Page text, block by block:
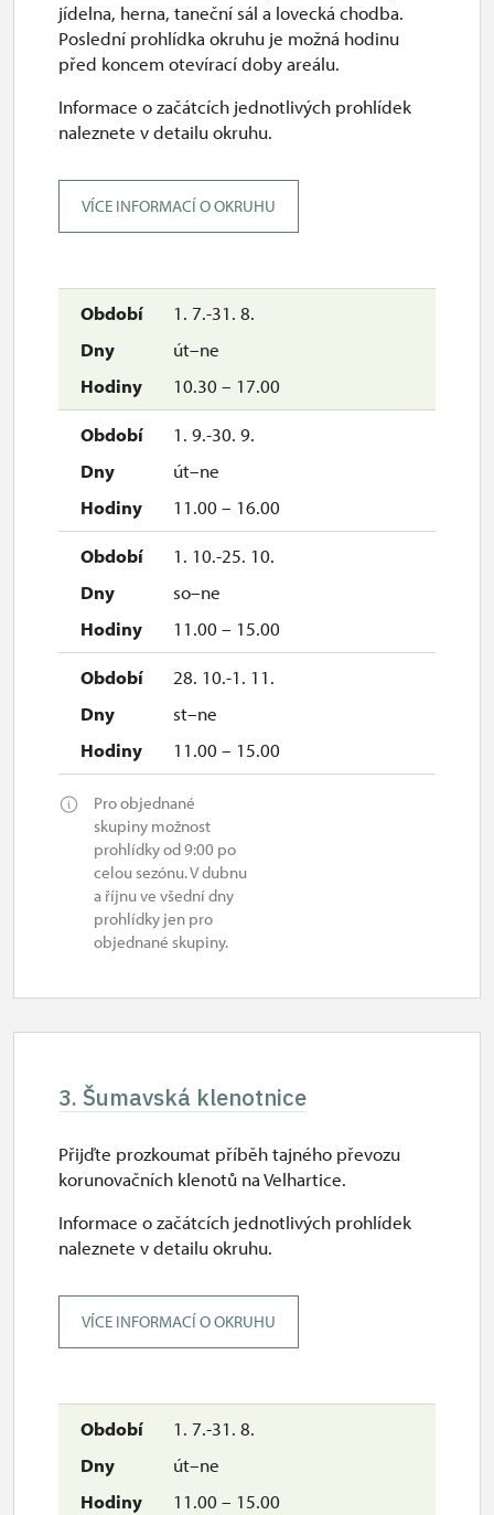
1. 7.-31. 8.
út–ne
10.30 – 17.00
1. 9.-30. 9.
út–ne
11.00 – 16.00
1. 10.-25. 10.
so–ne
11.00 – 15.00
28. 10.-1. 11.
st–ne
11.00 – 15.00
Pro objednané
skupiny možnost
prohlídky od 9:00 po
celou sezónu. V dubnu
a říjnu ve všední dny
prohlídky jen pro
objednané skupiny.
jídelna, herna, taneční sál a lovecká chodba.
Poslední prohlídka okruhu je možná hodinu
před koncem otevírací doby areálu.
Informace o začátcích jednotlivých prohlídek
naleznete v detailu okruhu.
VÍCE INFORMACÍ O OKRUHU
3. Šumavská klenotnice
1. 7.-31. 8.
út–ne
11.00 – 15.00
Přijďte prozkoumat příběh tajného převozu
korunovačních klenotů na Velhartice.
Informace o začátcích jednotlivých prohlídek
naleznete v detailu okruhu.
VÍCE INFORMACÍ O OKRUHU